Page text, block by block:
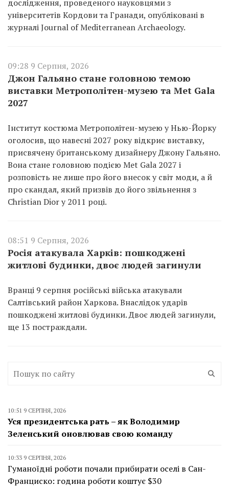
дослідження, проведеного науковцями з
університетів Кордови та Гранади, опубліковані в
журналі Journal of Mediterranean Archaeology.
09:28 9 Серпня, 2026
Джон Гальяно стане головною темою
виставки Метрополітен-музею та Met Gala
2027
Інститут костюма Метрополітен-музею у Нью-Йорку
оголосив, що навесні 2027 року відкриє виставку,
присвячену британському дизайнеру Джону Гальяно.
Вона стане головною подією Met Gala 2027 і
розповість не лише про його внесок у світ моди, а й
про скандал, який призвів до його звільнення з
Christian Dior у 2011 році.
08:51 9 Серпня, 2026
Росія атакувала Харків: пошкоджені
житлові будинки, двоє людей загинули
Вранці 9 серпня російські війська атакували
Салтівський район Харкова. Внаслідок ударів
пошкоджені житлові будинки. Двоє людей загинули,
ще 13 постраждали.
10:51 9 СЕРПНЯ, 2026
Уся президентська рать – як Володимир
Зеленський оновлював свою команду
10:33 9 СЕРПНЯ, 2026
Гуманоїдні роботи почали прибирати оселі в Сан-
Франциско: година роботи коштує $30